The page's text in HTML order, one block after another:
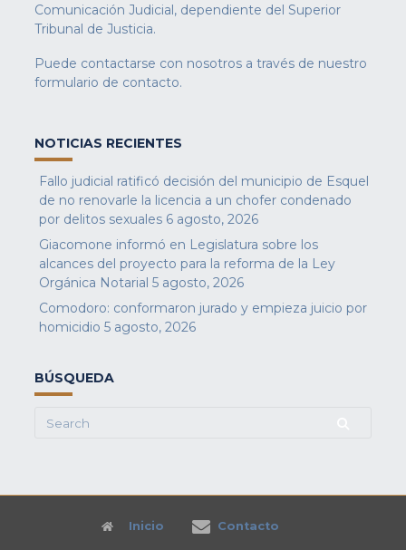
Comunicación Judicial, dependiente del Superior
Tribunal de Justicia.
Puede contactarse con nosotros a través de nuestro
formulario de contacto.
NOTICIAS RECIENTES
Fallo judicial ratificó decisión del municipio de Esquel
de no renovarle la licencia a un chofer condenado
por delitos sexuales 6 agosto, 2026
Giacomone informó en Legislatura sobre los
alcances del proyecto para la reforma de la Ley
Orgánica Notarial 5 agosto, 2026
Comodoro: conformaron jurado y empieza juicio por
homicidio 5 agosto, 2026
BÚSQUEDA
Search
Inicio Contacto